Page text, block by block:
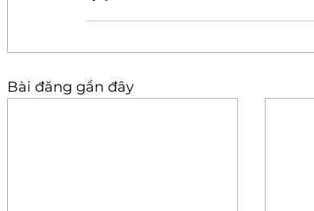
Bài đăng gần đây